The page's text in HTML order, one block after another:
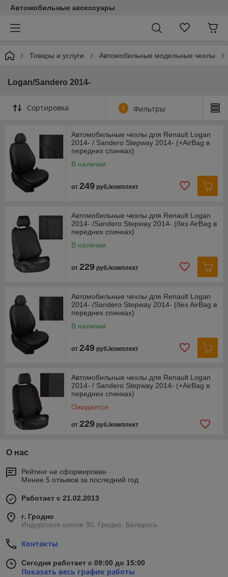
Автомобильные аксессуары
Товары и услуги Автомобильные модельные чехлы
Logan/Sandero 2014-
Сортировка 0 Фильтры
Автомобильные чехлы для Renault Logan
2014- / Sandero Stepway 2014- (+AirBag в
передних спинках)
В наличии
от 249 руб./комплект
Автомобильные чехлы для Renault Logan
2014- /Sandero Stepway 2014- (без AirBag в
передних спинках)
В наличии
от 229 руб./комплект
Автомобильные чехлы для Renault Logan
2014- /Sandero Stepway 2014- (без AirBag в
передних спинках)
В наличии
от 249 руб./комплект
Автомобильные чехлы для Renault Logan
2014- / Sandero Stepway 2014- (+AirBag в
передних спинках)
Ожидается
от 229 руб./комплект
О нас
Рейтинг не сформирован
Менее 5 отзывов за последний год
Работает с 21.02.2013
г. Гродно
Индурсское шоссе 30, Гродно, Беларусь
Контакты
Сегодня работает с 09:00 до 15:00
Показать весь график работы